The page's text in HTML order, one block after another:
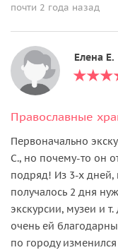
почти 2 года назад
Елена Е.
Православные
Первоначально
С., но почему-то он
подряд! Из 3-х
получалось 2 дня
экскурсии, музеи и
очень ей
по городу